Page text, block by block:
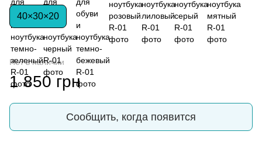
40×30×20
Нет в наличии
1 850 грн
Сообщить, когда появится